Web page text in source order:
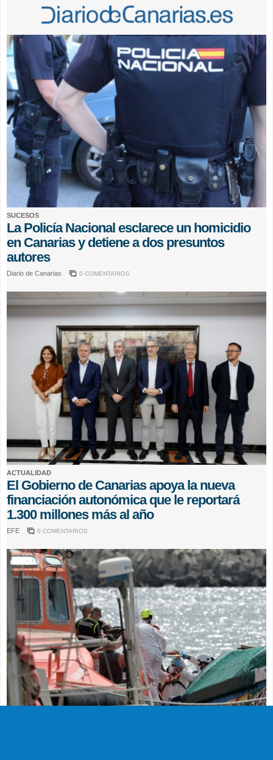
SUCESOS
La Policía Nacional esclarece un homicidio
en Canarias y detiene a dos presuntos
autores
Diario de Canarias 0 COMENTARIOS
ACTUALIDAD
El Gobierno de Canarias apoya la nueva
financiación autonómica que le reportará
1.300 millones más al año
EFE 0 COMENTARIOS